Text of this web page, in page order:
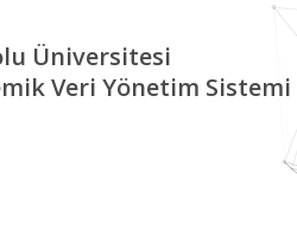
Üniversitesi
Veri Yönetim Sistemi